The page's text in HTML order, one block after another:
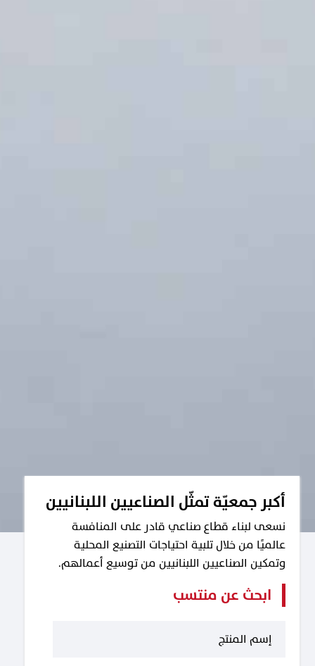
أكبر جمعيّة تمثّل الصناعيين اللبنانيين
نسعى لبناء قطاع صناعي قادر على المنافسة
عالميًا من خلال تلبية احتياجات التصنيع المحلية
وتمكين الصناعيين اللبنانيين من توسيع أعمالهم.
ابحث عن منتسب